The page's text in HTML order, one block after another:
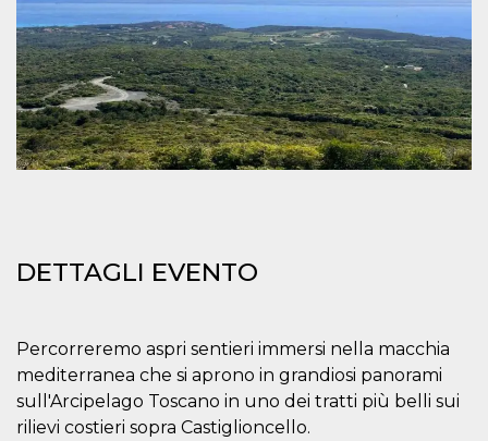
DETTAGLI EVENTO
Percorreremo aspri sentieri immersi nella macchia
mediterranea che si aprono in grandiosi panorami
sull'Arcipelago Toscano in uno dei tratti più belli sui
rilievi costieri sopra Castiglioncello.
m.stripe.com
1 anno 1
mese
Questo cookie
viene
generalmente
utilizzato per le
prestazioni e
l'ottimizzazione
dei servizi di
elaborazione
dei pagamenti,
facilitando la
memorizzazione
CookieScriptConsent
CookieScript
oooh.events
ricordare le
consenso sui
cookie dei
visitatori. È